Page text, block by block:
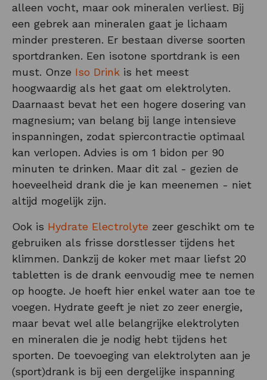
alleen vocht, maar ook mineralen verliest. Bij
een gebrek aan mineralen gaat je lichaam
minder presteren. Er bestaan diverse soorten
sportdranken. Een isotone sportdrank is een
must. Onze Iso Drink is het meest
hoogwaardig als het gaat om elektrolyten.
Daarnaast bevat het een hogere dosering van
magnesium; van belang bij lange intensieve
inspanningen, zodat spiercontractie optimaal
kan verlopen. Advies is om 1 bidon per 90
minuten te drinken. Maar dit zal - gezien de
hoeveelheid drank die je kan meenemen - niet
altijd mogelijk zijn.
Ook is Hydrate Electrolyte zeer geschikt om te
gebruiken als frisse dorstlesser tijdens het
klimmen. Dankzij de koker met maar liefst 20
tabletten is de drank eenvoudig mee te nemen
op hoogte. Je hoeft hier enkel water aan toe te
voegen. Hydrate geeft je niet zo zeer energie,
maar bevat wel alle belangrijke elektrolyten
en mineralen die je nodig hebt tijdens het
sporten. De toevoeging van elektrolyten aan je
(sport)drank is bij een dergelijke inspanning